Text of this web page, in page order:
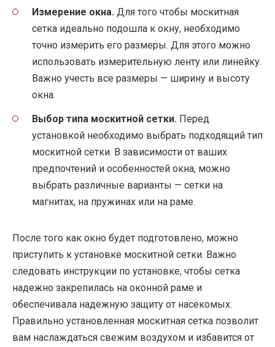
Измерение окна. Для того чтобы москитная
сетка идеально подошла к окну, необходимо
точно измерить его размеры. Для этого можно
использовать измерительную ленту или линейку.
Важно учесть все размеры — ширину и высоту
окна.
Выбор типа москитной сетки. Перед
установкой необходимо выбрать подходящий тип
москитной сетки. В зависимости от ваших
предпочтений и особенностей окна, можно
выбрать различные варианты — сетки на
магнитах, на пружинах или на раме.
После того как окно будет подготовлено, можно
приступить к установке москитной сетки. Важно
следовать инструкции по установке, чтобы сетка
надежно закрепилась на оконной раме и
обеспечивала надежную защиту от насекомых.
Правильно установленная москитная сетка позволит
вам наслаждаться свежим воздухом и избавится от